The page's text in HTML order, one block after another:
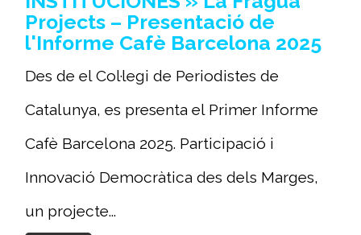
Projects – Presentació de
l'Informe Cafè Barcelona 2025
Des de el Col·legi de Periodistes de
Catalunya, es presenta el Primer Informe
Cafè Barcelona 2025. Participació i
Innovació Democràtica des dels Marges,
un projecte...